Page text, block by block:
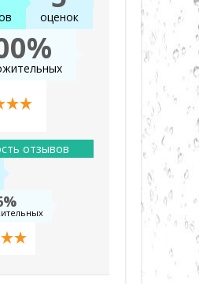
оценок
отзывов